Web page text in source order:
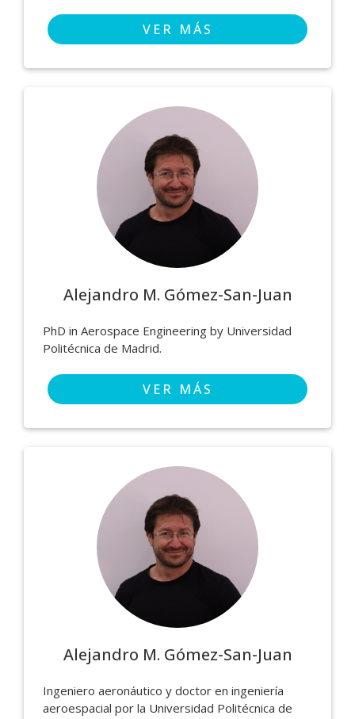
VER MÁS
Alejandro M. Gómez-San-Juan
PhD in Aerospace Engineering by Universidad
Politécnica de Madrid.
VER MÁS
Alejandro M. Gómez-San-Juan
Ingeniero aeronáutico y doctor en ingeniería
aeroespacial por la Universidad Politécnica de